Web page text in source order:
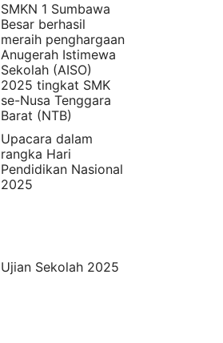
SMKN 1 Sumbawa
Besar berhasil
meraih penghargaan
Anugerah Istimewa
Sekolah (AISO)
2025 tingkat SMK
se-Nusa Tenggara
Barat (NTB)
Upacara dalam
rangka Hari
Pendidikan Nasional
2025
Ujian Sekolah 2025